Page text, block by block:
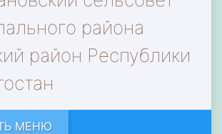
района
район Республики
МЕНЮ